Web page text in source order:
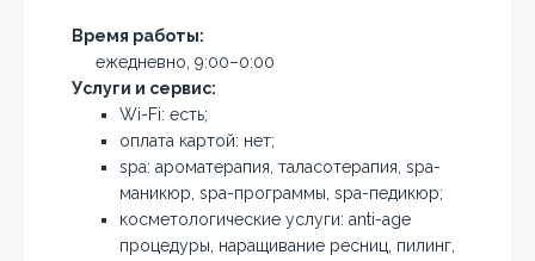
Время работы:
ежедневно, 9:00–0:00
Услуги и сервис:
Wi-Fi: есть;
оплата картой: нет;
spa: ароматерапия, таласотерапия, spa-
маникюр, spa-программы, spa-педикюр;
косметологические услуги: anti-age
процедуры, наращивание ресниц, пилинг,